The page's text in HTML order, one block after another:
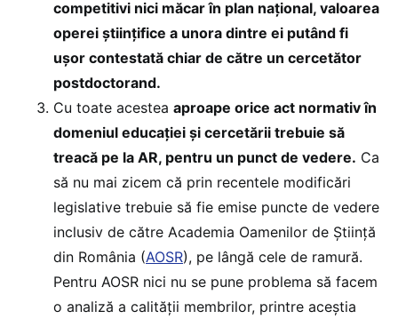
competitivi nici măcar în plan național, valoarea
operei științifice a unora dintre ei putând fi
ușor contestată chiar de către un cercetător
postdoctorand.
Cu toate acestea aproape orice act normativ în
domeniul educației și cercetării trebuie să
treacă pe la AR, pentru un punct de vedere. Ca
să nu mai zicem că prin recentele modificări
legislative trebuie să fie emise puncte de vedere
inclusiv de către Academia Oamenilor de Știință
din România (AOSR), pe lângă cele de ramură.
Pentru AOSR nici nu se pune problema să facem
o analiză a calității membrilor, printre aceștia